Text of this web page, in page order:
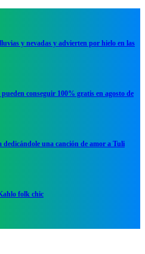
y nevadas y advierten por hielo en las
conseguir 100% gratis en agosto de
una canción de amor a Tuli
folk chic